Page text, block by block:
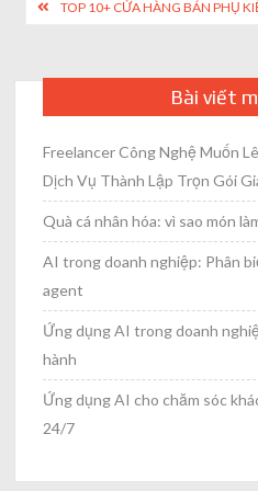
TOP 10+ CỬA HÀNG BÁN PHỤ
Bài viết
Freelancer Công Nghệ Muốn
Dịch Vụ Thành Lập Trọn Gói
Quà cá nhân hóa: vì sao món
AI trong doanh nghiệp: Phân
agent
Ứng dụng AI trong doanh
hành
Ứng dụng AI cho chăm sóc
24/7